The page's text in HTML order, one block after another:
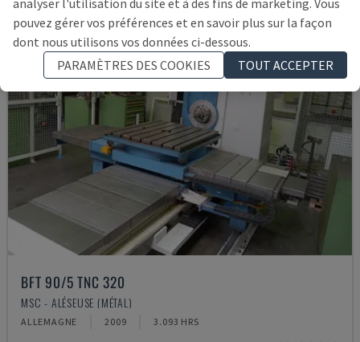
BFT 90/5 TNC 320
MSC - ALÉSEUSE (MÉTAL)
ALLEMAGNE 2009 3.093 HRS
analyser l'utilisation du site et à des fins de marketing. Vous
pouvez gérer vos préférences et en savoir plus sur la façon
dont nous utilisons vos données ci-dessous.
PARAMÈTRES DES COOKIES
TOUT ACCEPTER